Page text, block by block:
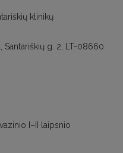
klinikų
g. 2, LT-08660
I–II laipsnio